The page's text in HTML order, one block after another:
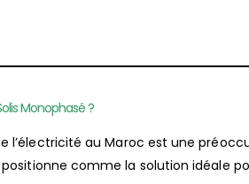
Monophasé ?
l’électricité au Maroc est une
comme la solution idéale